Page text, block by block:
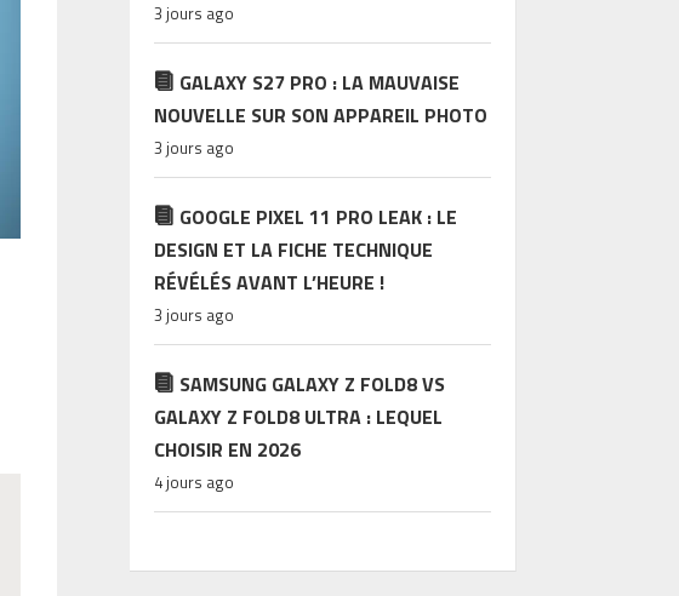
3 jours ago
GALAXY S27 PRO : LA MAUVAISE
NOUVELLE SUR SON APPAREIL PHOTO
3 jours ago
GOOGLE PIXEL 11 PRO LEAK : LE
DESIGN ET LA FICHE TECHNIQUE
RÉVÉLÉS AVANT L’HEURE !
3 jours ago
SAMSUNG GALAXY Z FOLD8 VS
GALAXY Z FOLD8 ULTRA : LEQUEL
CHOISIR EN 2026
4 jours ago